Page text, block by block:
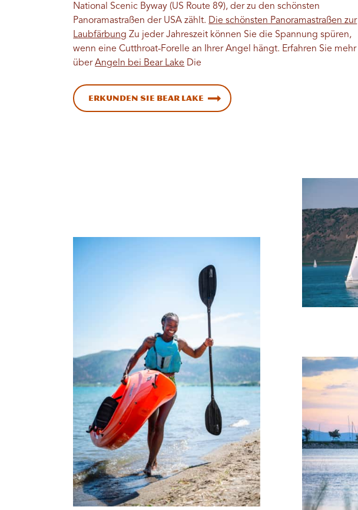
National Scenic Byway (US Route 89), der zu den schönsten
Panoramastraßen der USA zählt. Die schönsten Panoramastraßen zur
Laubfärbung Zu jeder Jahreszeit können Sie die Spannung spüren,
wenn eine Cutthroat-Forelle an Ihrer Angel hängt. Erfahren Sie mehr
überAngeln bei Bear Lake Die
Erkunden Sie Bear Lake